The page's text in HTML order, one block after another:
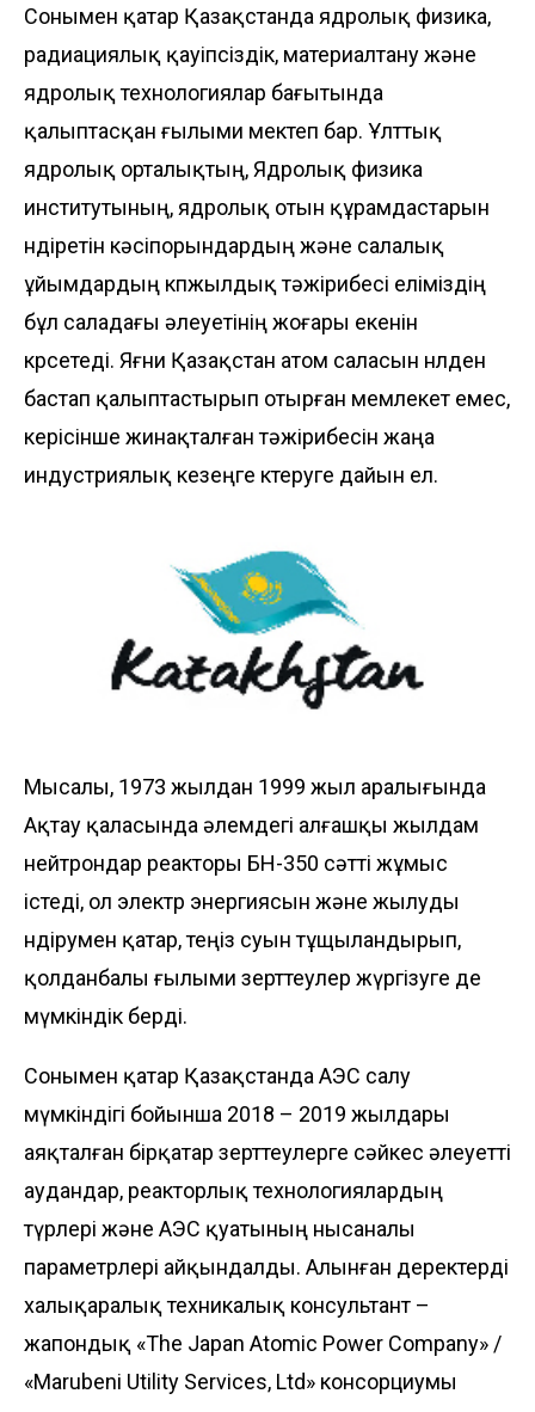
Сонымен қатар Қазақстанда ядролық физика,
радиациялық қауіпсіздік, материалтану және
ядролық технологиялар бағытында
қалыптасқан ғылыми мектеп бар. Ұлттық
ядролық орталықтың, Ядролық физика
институтының, ядролық отын құрамдастарын
өндіретін кәсіпорындардың және салалық
ұйымдардың көпжылдық тәжірибесі еліміздің
бұл саладағы әлеуетінің жоғары екенін
көрсетеді. Яғни Қазақстан атом саласын нөлден
бастап қалыптастырып отырған мемлекет емес,
керісінше жинақталған тәжірибесін жаңа
индустриялық кезеңге көтеруге дайын ел.
Мысалы, 1973 жылдан 1999 жыл аралығында
Ақтау қаласында әлемдегі алғашқы жылдам
нейтрондар реакторы БН-350 сәтті жұмыс
істеді, ол электр энергиясын және жылуды
өндірумен қатар, теңіз суын тұщыландырып,
қолданбалы ғылыми зерттеулер жүргізуге де
мүмкіндік берді.
Сонымен қатар Қазақстанда АЭС салу
мүмкіндігі бойынша 2018 – 2019 жылдары
аяқталған бірқатар зерттеулерге сәйкес әлеуетті
аудандар, реакторлық технологиялардың
түрлері және АЭС қуатының нысаналы
параметрлері айқындалды. Алынған деректерді
халықаралық техникалық консультант –
жапондық «The Japan Atomic Power Company» /
«Marubeni Utility Services, Ltd» консорциумы